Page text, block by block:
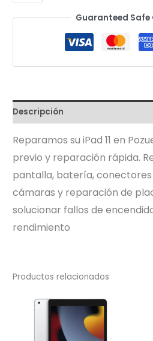
11
A16
A3356
Guaranteed Safe
Descripción
Reparamos su iPad 11 en
previo y reparación rápida.
pantalla, batería,
cámaras y reparación de
solucionar fallos de
rendimiento
Productos relacionados